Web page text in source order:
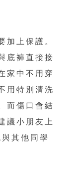
加上保護。
底褲直接接
家中不用穿
用特別清洗
而傷口會結
議小朋友上
其他同學